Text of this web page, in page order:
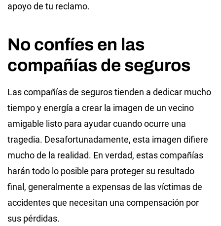
apoyo de tu reclamo.
No confíes en las
compañías de seguros
Las compañías de seguros tienden a dedicar mucho
tiempo y energía a crear la imagen de un vecino
amigable listo para ayudar cuando ocurre una
tragedia. Desafortunadamente, esta imagen difiere
mucho de la realidad. En verdad, estas compañías
harán todo lo posible para proteger su resultado
final, generalmente a expensas de las víctimas de
accidentes que necesitan una compensación por
sus pérdidas.